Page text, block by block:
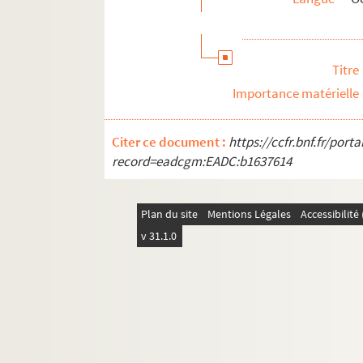
ALB 4.114. Épreuves corrigées
Documents relatifs aux publications de
Mouvement viticole
Associations locales
La Grande Guerre et le front d'Orient
Documents et objets annexes
Titre
Importance matérielle
Citer ce document : https://ccfr.bnf.fr/
record=eadcgm:EADC:b1637614
Plan du site Mentions Légales
v 31.1.0